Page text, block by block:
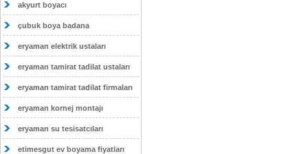
akyurt boyacı
çubuk boya badana
eryaman elektrik ustaları
eryaman tamirat tadilat ustaları
eryaman tamirat tadilat firmaları
eryaman kornej montajı
eryaman su tesisatcıları
etimesgut ev boyama fiyatları